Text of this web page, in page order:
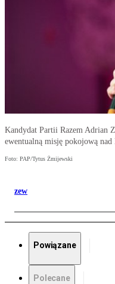
Kandydat Partii Razem Adrian
ewentualną misję pokojową nad
Foto: PAP/Tytus Żmijewski
zew
Powiązane
Polecane